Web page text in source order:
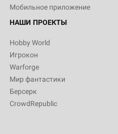
Мобильное приложение
НАШИ ПРОЕКТЫ
Hobby World
Игрокон
Warforge
Мир фантастики
Берсерк
CrowdRepublic